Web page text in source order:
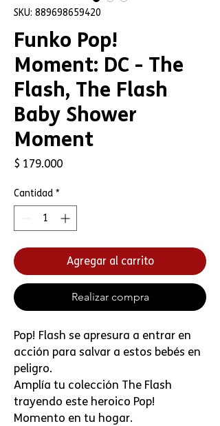
SKU: 889698659420
Funko Pop!
Moment: DC - The
Flash, The Flash
Baby Shower
Moment
$ 179.000Precio
Cantidad *
Agregar al carrito
Realizar compra
Pop! Flash se apresura a entrar en
acción para salvar a estos bebés en
peligro.
Amplía tu colección The Flash
trayendo este heroico Pop!
Momento en tu hogar.